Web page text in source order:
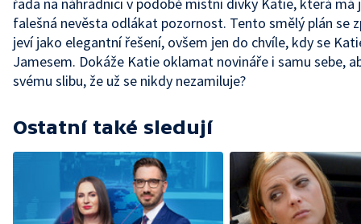
falešná nevěsta odlákat pozornost. Tento smělý plán se
jeví jako elegantní řešení, ovšem jen do chvíle, kdy se
Jamesem. Dokáže Katie oklamat novináře i samu sebe,
svému slibu, že už se nikdy nezamiluje?
Ostatní také sledují